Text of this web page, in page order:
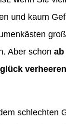
und kaum
Aber schon ab
schlechten